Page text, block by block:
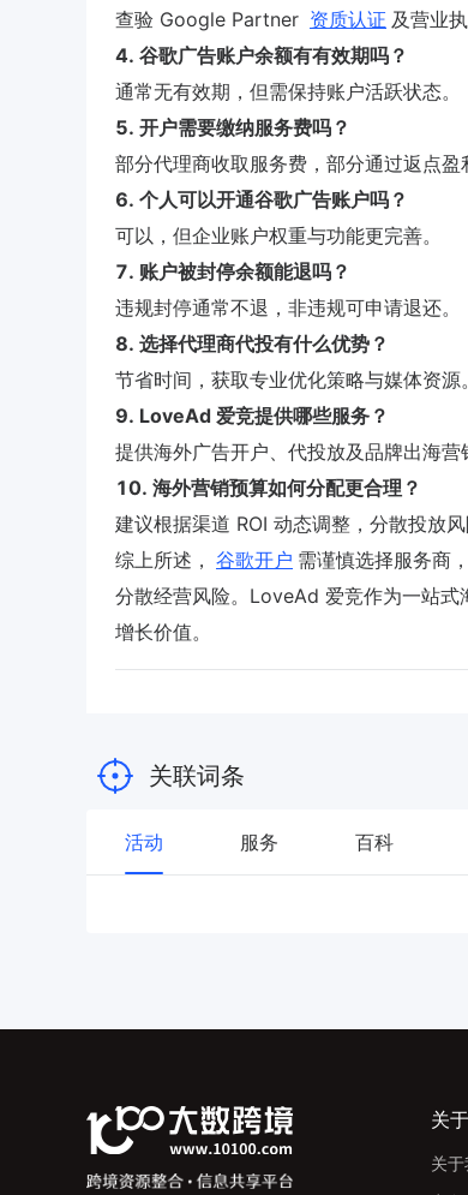
查验 Google Partner 资质认证 及营业执
4. 谷歌广告账户余额有有效期吗？
通常无有效期，但需保持账户活跃状态。
5. 开户需要缴纳服务费吗？
部分代理商收取服务费，部分通过返点盈
6. 个人可以开通谷歌广告账户吗？
可以，但企业账户权重与功能更完善。
7. 账户被封停余额能退吗？
违规封停通常不退，非违规可申请退还。
8. 选择代理商代投有什么优势？
节省时间，获取专业优化策略与媒体资源。
9. LoveAd 爱竞提供哪些服务？
提供海外广告开户、代投放及品牌出海营
10. 海外营销预算如何分配更合理？
建议根据渠道 ROI 动态调整，分散投放风
综上所述， 谷歌开户 需谨慎选择服务商
分散经营风险。LoveAd 爱竞作为一站
增长价值。
关联词条
活动 服务 百科
关于
关